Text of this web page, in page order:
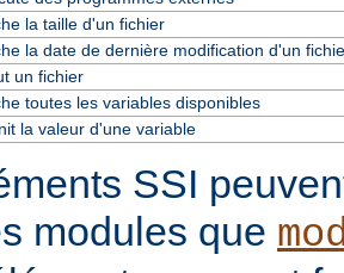
la taille d'un fichier
la date de dernière modification d'un
un fichier
toutes les variables disponibles
la valeur d'une variable
SSI
modules que